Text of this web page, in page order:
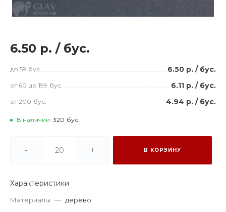
6.50 р. / бус.
до 59 бус. 6.50 р. / бус.
от 60 до 199 бус. 6.11 р. / бус.
от 200 бус. 4.94 р. / бус.
В наличии 320 бус.
- + В КОРЗИНУ
Характеристики
Материалы — дерево